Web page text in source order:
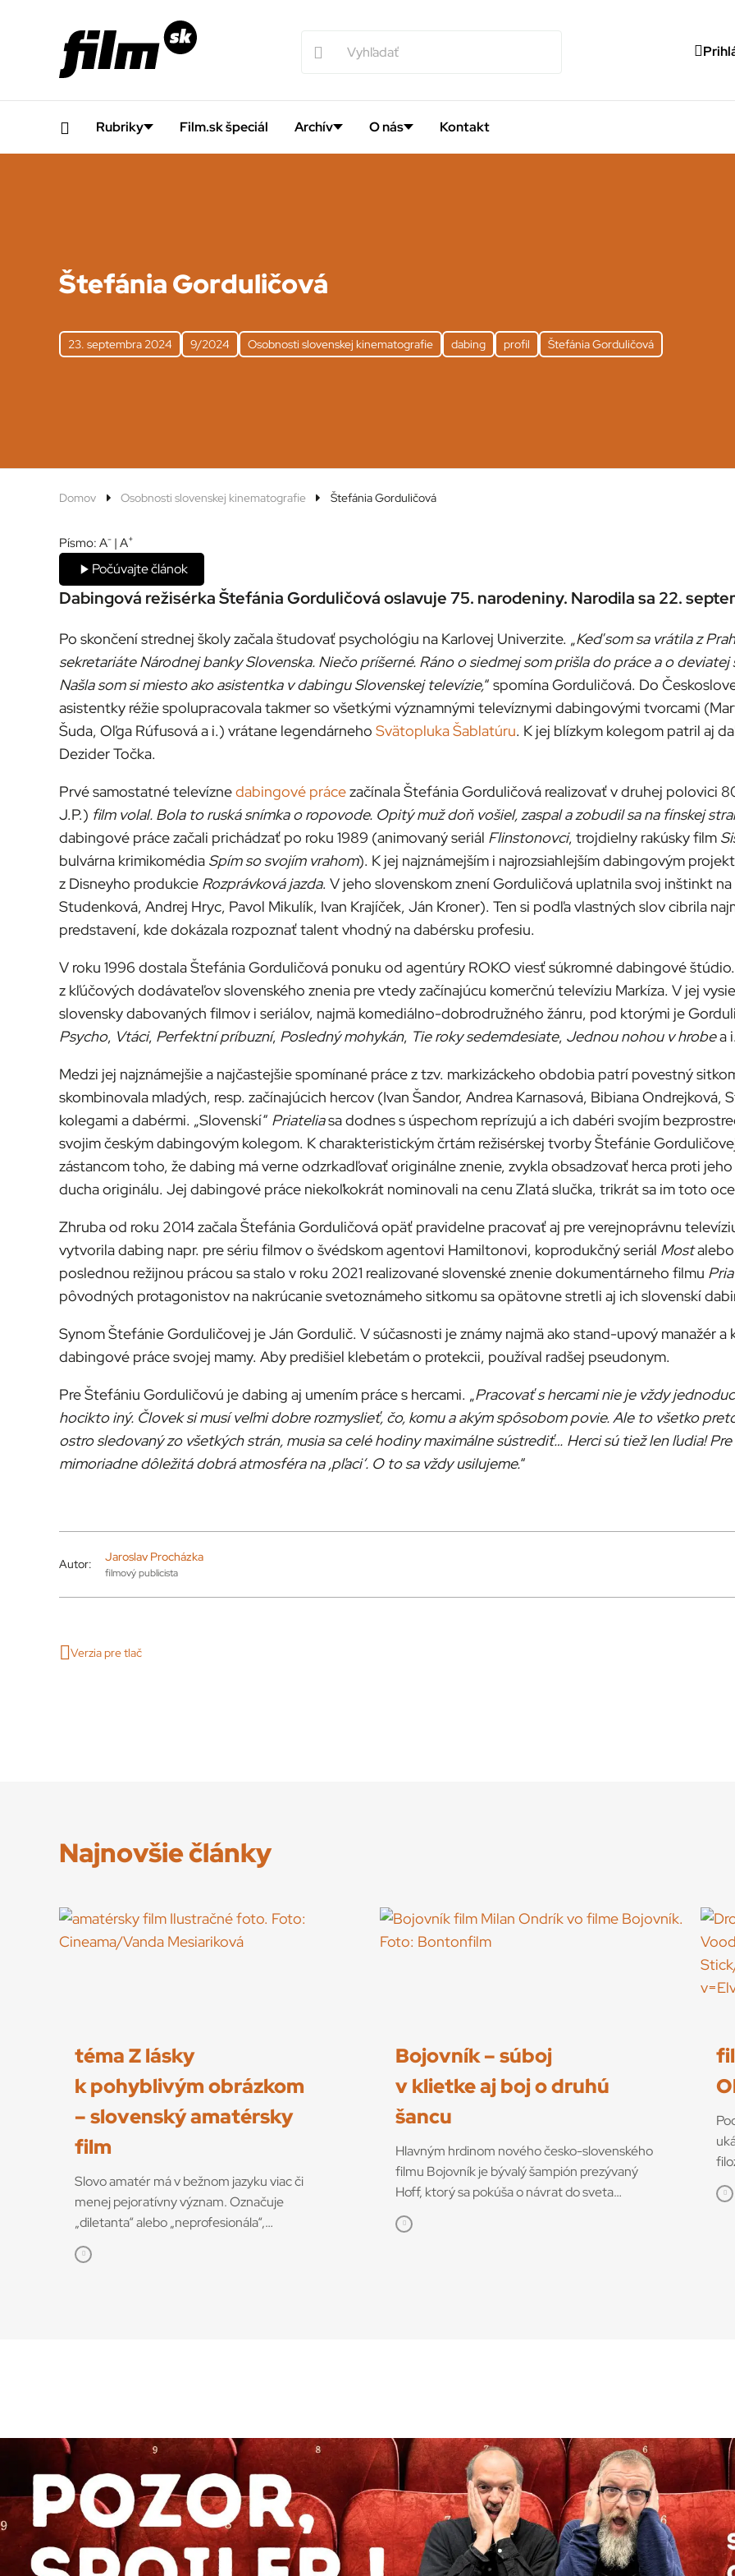
Rubriky Film.sk špeciál Archív O nás Kontakt
Štefánia Gorduličová
23. septembra 2024 9/2024 Osobnosti slovenskej kinematografie dabing profil Štefánia Gorduličová
Domov Osobnosti slovenskej kinematografie Štefánia Gorduličová
Písmo: A- | A+
Počúvajte článok
Dabingová režisérka Štefánia Gorduličová oslavuje 75. narodeniny. Narodila sa 22.
Po skončení strednej školy začala študovať psychológiu na Karlovej Univerzite. „Keď som sa vrátila z
sekretariáte Národnej banky Slovenska. Niečo príšerné. Ráno o siedmej som prišla do práce a o
Našla som si miesto ako asistentka v dabingu Slovenskej televízie,“ spomína Gorduličová. Do
asistentky réžie spolupracovala takmer so všetkými významnými televíznymi dabingovými tvorcami
Šuda, Oľga Rúfusová a i.) vrátane legendárneho Svätopluka Šablatúru. K jej blízkym kolegom patril aj
Dezider Točka.
Prvé samostatné televíznedabingové prácezačínala Štefánia Gorduličová realizovať v druhej polovici
J.P.) film volal. Bola to ruská snímka o ropovode. Opitý muž doň vošiel, zaspal a zobudil sa na fínskej
dabingové práce začali prichádzať po roku 1989 (animovaný seriál Flinstonovci, trojdielny rakúsky film
bulvárna krimikomédia Spím so svojím vrahom). K jej najznámejším i najrozsiahlejším dabingovým
z Disneyho produkcie Rozprávková jazda. V jeho slovenskom znení Gorduličová uplatnila svoj inštinkt
Studenková, Andrej Hryc, Pavol Mikulík, Ivan Krajíček, Ján Kroner). Ten si podľa vlastných slov cibrila
predstavení, kde dokázala rozpoznať talent vhodný na dabérsku profesiu.
V roku 1996 dostala Štefánia Gorduličová ponuku od agentúry ROKO viesť súkromné dabingové
z kľúčových dodávateľov slovenského znenia pre vtedy začínajúcu komerčnú televíziu Markíza. V jej
slovensky dabovaných filmov i seriálov, najmä komediálno-dobrodružného žánru, pod ktorými je
Psycho, Vtáci, Perfektní príbuzní, Posledný mohykán, Tie roky sedemdesiate, Jednou nohou v hrobea
Medzi jej najznámejšie a najčastejšie spomínané práce z tzv. markizáckeho obdobia patrí povestný
skombinovala mladých, resp. začínajúcich hercov (Ivan Šandor, Andrea Karnasová, Bibiana Ondrejková,
kolegami a dabérmi. „Slovenskí“ Priateliasa dodnes s úspechom reprízujú a ich dabéri svojím
svojim českým dabingovým kolegom. K charakteristickým črtám režisérskej tvorby Štefánie
zástancom toho, že dabing má verne odzrkadľovať originálne znenie, zvykla obsadzovať herca proti
ducha originálu. Jej dabingové práce niekoľkokrát nominovali na cenu Zlatá slučka, trikrát sa im toto
Zhruba od roku 2014 začala Štefánia Gorduličová opäť pravidelne pracovať aj pre verejnoprávnu
vytvorila dabing napr. pre sériu filmov o švédskom agentovi Hamiltonovi, koprodukčný seriál Mostalebo
poslednou režijnou prácou sa stalo v roku 2021 realizované slovenské znenie dokumentárneho filmu
pôvodných protagonistov na nakrúcanie svetoznámeho sitkomu sa opätovne stretli aj ich slovenskí
Synom Štefánie Gorduličovej je Ján Gordulič. V súčasnosti je známy najmä ako stand-upový manažér
dabingové práce svojej mamy. Aby predišiel klebetám o protekcii, používal radšej pseudonym.
Pre Štefániu Gorduličovú je dabing aj umením práce s hercami. „Pracovať s hercami nie je vždy
hocikto iný. Človek si musí veľmi dobre rozmyslieť, čo, komu a akým spôsobom povie. Ale to všetko
ostro sledovaný zo všetkých strán, musia sa celé hodiny maximálne sústrediť… Herci sú tiež len ľudia!
mimoriadne dôležitá dobrá atmosféra na ,pľaciʻ. O to sa vždy usilujeme.“
Autor: Jaroslav Procházka
filmový publicista
Verzia pre tlač
Najnovšie články
téma Z lásky
k pohyblivým obrázkom
– slovenský amatérsky
film
Slovo amatér má v bežnom jazyku viac či
menej pejoratívny význam. Označuje
„diletanta“ alebo „neprofesionála“,
postaveného do protikladu k odborníkovi či
profesionálovi. Ale pri definícii pojmu
ktorý niečo robí z lásky. Napríklad film. Krásne
o tom píše avantgardná filmárka a filmová
teoretička Maya Deren. Nejde o „rodinné“
videá Hoci viem, že neexistuje jediná vždy
platná definícia amatérskeho filmu, ktorá by
uspokojivo zastrešila všetky súvislosti jeho
existencie v dejinách a sociokultúrnych
Bojovník – súboj
v klietke aj boj o druhú
šancu
Hlavným hrdinom nového česko-slovenského
filmu Bojovník je bývalý šampión prezývaný
Hoff, ktorý sa pokúša o návrat do sveta
bojových športov. V snímke režisérov Vojtěcha
Friča a Tomáša Dianišku ho stvárňuje Milan
Veríme, že Bojovník môže mať pre diváka
podobnú silu ako film Päste v tme, ktorý bol
inšpirovaný skutočným príbehom českého
boxera svetového formátu Vilda Jakša,“
povedal režisér Tomáš Dianiška. Bývalý boxer
Hoff, majster Európy a olympijský medailista,
dostane šancu na návrat do ringu. Nie však